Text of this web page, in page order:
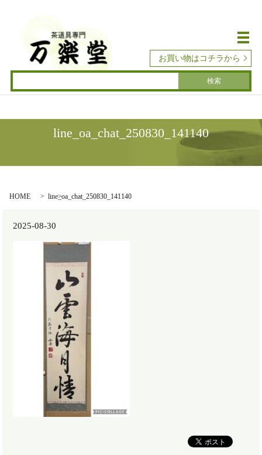
メ
お買い物はコチラから
line_oa_chat_250830_141140
HOME line_oa_chat_250830_141140
2025-08-30